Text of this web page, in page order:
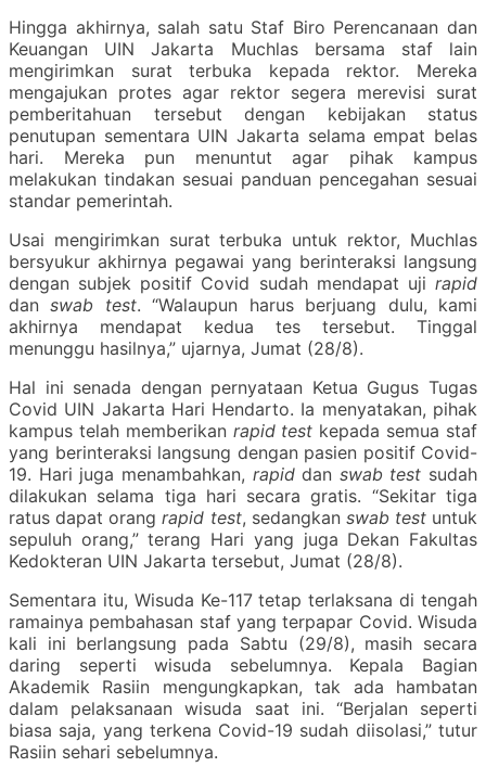
Hingga akhirnya, salah satu Staf Biro Perencanaan dan
Keuangan UIN Jakarta Muchlas bersama staf lain
mengirimkan surat terbuka kepada rektor. Mereka
mengajukan protes agar rektor segera merevisi surat
pemberitahuan tersebut dengan kebijakan status
penutupan sementara UIN Jakarta selama empat belas
hari. Mereka pun menuntut agar pihak kampus
melakukan tindakan sesuai panduan pencegahan sesuai
standar pemerintah.
Usai mengirimkan surat terbuka untuk rektor, Muchlas
bersyukur akhirnya pegawai yang berinteraksi langsung
dengan subjek positif Covid sudah mendapat uji rapid
danswab test. “Walaupun harus berjuang dulu, kami
akhirnya mendapat kedua tes tersebut. Tinggal
menunggu hasilnya,” ujarnya, Jumat (28/8).
Hal ini senada dengan pernyataan Ketua Gugus Tugas
Covid UIN Jakarta Hari Hendarto. Ia menyatakan, pihak
kampus telah memberikan rapid test kepada semua staf
yang berinteraksi langsung dengan pasien positif Covid-
19. Hari juga menambahkan, rapiddan swab test sudah
dilakukan selama tiga hari secara gratis. “Sekitar tiga
ratus dapat orangrapid test, sedangkan swab testuntuk
sepuluh orang,” terang Hari yang juga Dekan Fakultas
Kedokteran UIN Jakarta tersebut, Jumat (28/8).
Sementara itu, Wisuda Ke-117 tetap terlaksana di tengah
ramainya pembahasan staf yang terpapar Covid. Wisuda
kali ini berlangsung pada Sabtu (29/8), masih secara
daring seperti wisuda sebelumnya. Kepala Bagian
Akademik Rasiin mengungkapkan, tak ada hambatan
dalam pelaksanaan wisuda saat ini. “Berjalan seperti
biasa saja, yang terkena Covid-19 sudah diisolasi,” tutur
Rasiin sehari sebelumnya.